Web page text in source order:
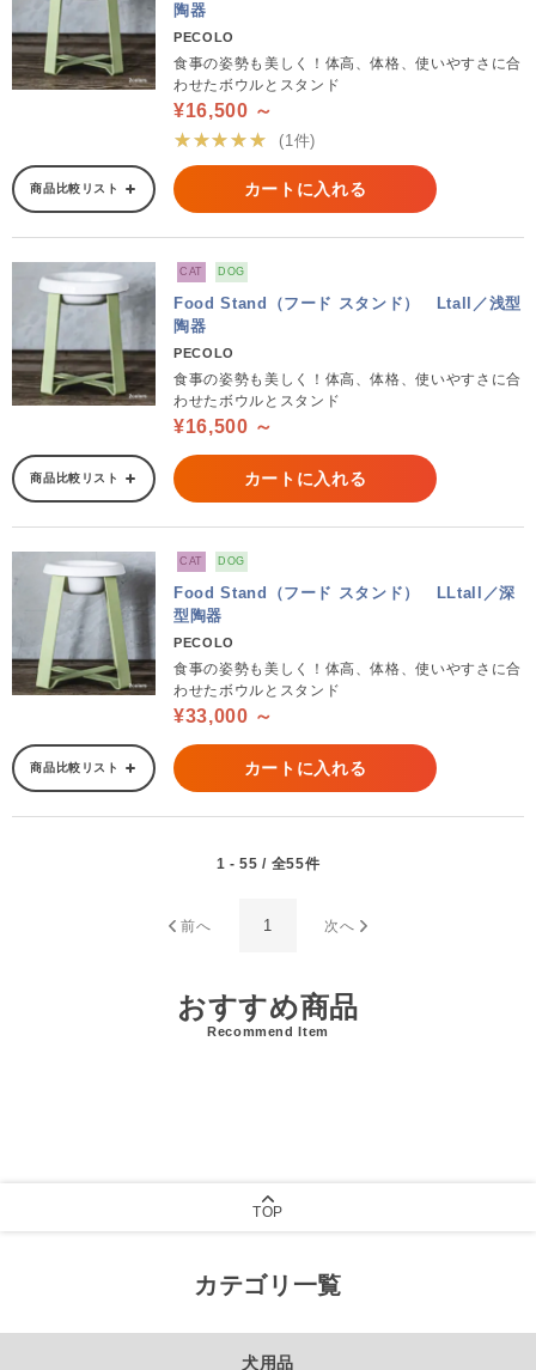
陶器
PECOLO
食事の姿勢も美しく！体高、体格、使いやすさに合
わせたボウルとスタンド
¥16,500 ～
★★★★★
(1件)
商品比較リスト カートに入れる
CAT DOG
Food Stand（フード スタンド） Ltall／浅型
陶器
PECOLO
食事の姿勢も美しく！体高、体格、使いやすさに合
わせたボウルとスタンド
¥16,500 ～
商品比較リスト カートに入れる
CAT DOG
Food Stand（フード スタンド） LLtall／深
型陶器
PECOLO
食事の姿勢も美しく！体高、体格、使いやすさに合
わせたボウルとスタンド
¥33,000 ～
商品比較リスト カートに入れる
1 - 55 / 全55件
前へ 1 次へ
おすすめ商品
Recommend Item
TOP
カテゴリ一覧
犬用品